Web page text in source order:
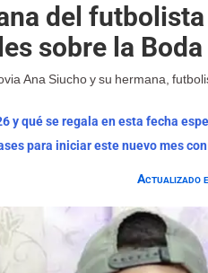
del
sobre la
Ana Siucho y su hermana,
y qué se regala en esta fecha
Actualizado